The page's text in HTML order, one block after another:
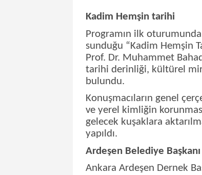
Kadim Hemşin tarihi
Programın ilk oturumunda
sunduğu “Kadim Hemşin
Prof. Dr. Muhammet
tarihi derinliği, kültürel
bulundu.
Konuşmacıların genel
ve yerel kimliğin
gelecek kuşaklara
yapıldı.
Ardeşen Belediye
Ankara Ardeşen Dernek